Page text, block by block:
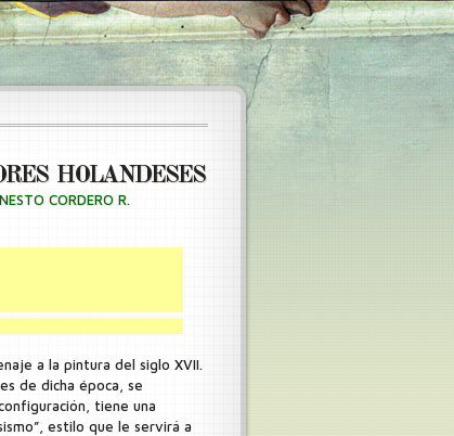
HOLANDESES
CORDERO R.
a la pintura del siglo XVII.
de dicha época, se
tiene una
estilo que le servirá a